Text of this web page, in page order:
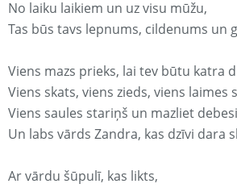
No laiku laikiem un uz visu mūžu,
Tas būs tavs lepnums, cildenums un
Viens mazs prieks, lai tev būtu katra
Viens skats, viens zieds, viens laimes
Viens saules stariņš un mazliet
Un labs vārds Zandra, kas dzīvi dara
Ar vārdu šūpulī, kas likts,